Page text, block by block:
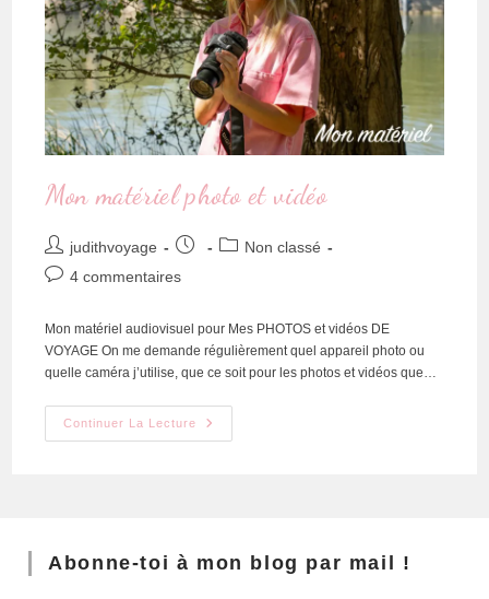
Mon matériel photo et vidéo
judithvoyage
Non classé
4 commentaires
Mon matériel audiovisuel pour Mes PHOTOS et vidéos DE
VOYAGE On me demande régulièrement quel appareil photo ou
quelle caméra j’utilise, que ce soit pour les photos et vidéos que…
Continuer La Lecture
Abonne-toi à mon blog par mail !